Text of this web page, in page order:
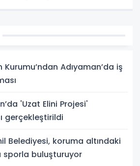
Kurumu’ndan Adıyaman’da iş
'Uzat Elini Projesi'
gerçekleştirildi
Belediyesi, koruma altındaki
sporla buluşturuyor